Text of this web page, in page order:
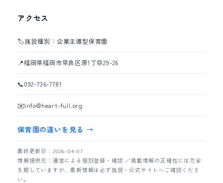
アクセス
🏷️施設種別：企業主導型保育園
📍福岡県福岡市早良区原1丁目29-26
📞092-736-7781
✉️info@heart-full.org
保育園の違いを見る →
最終更新日：2026-04-07
情報提供元：運営による個別登録・確認 ／掲載情報の正確性には万全
を期していますが、最新情報は必ず施設・公式サイトへご確認くださ
い。